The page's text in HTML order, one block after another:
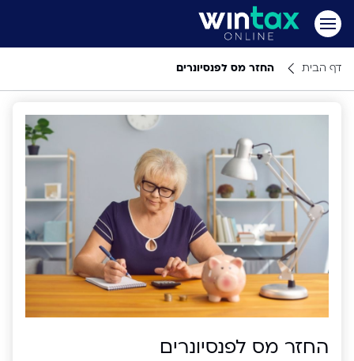
דף הבית החזר מס לפנסיונרים
החזר מס לפנסיונרים